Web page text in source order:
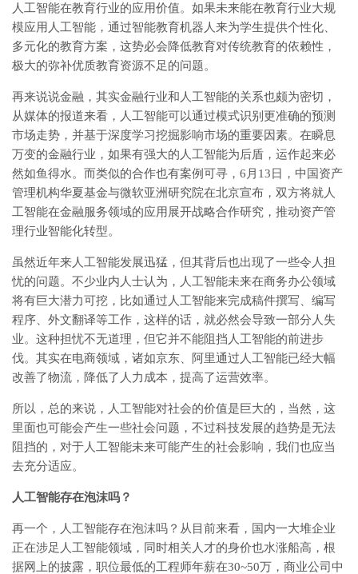
人工智能在教育行业的应用价值。如果未来能在教育行业大规
模应用人工智能，通过智能教育机器人来为学生提供个性化、
多元化的教育方案，这势必会降低教育对传统教育的依赖性，
极大的弥补优质教育资源不足的问题。
再来说说金融，其实金融行业和人工智能的关系也颇为密切，
从媒体的报道来看，人工智能可以通过模式识别更准确的预测
市场走势，并基于深度学习挖掘影响市场的重要因素。在瞬息
万变的金融行业，如果有强大的人工智能为后盾，运作起来必
然如鱼得水。而类似的合作也有案例可寻，6月13日，中国资产
管理机构华夏基金与微软亚洲研究院在北京宣布，双方将就人
工智能在金融服务领域的应用展开战略合作研究，推动资产管
理行业智能化转型。
虽然近年来人工智能发展迅猛，但其背后也出现了一些令人担
忧的问题。不少业内人士认为，人工智能未来在商务办公领域
将有巨大潜力可挖，比如通过人工智能来完成稿件撰写、编写
程序、外文翻译等工作，这样的话，就必然会导致一部分人失
业。这种担忧不无道理，但它并不能阻挡人工智能的前进步
伐。其实在电商领域，诸如京东、阿里通过人工智能已经大幅
改善了物流，降低了人力成本，提高了运营效率。
所以，总的来说，人工智能对社会的价值是巨大的，当然，这
里面也可能会产生一些社会问题，不过科技发展的趋势是无法
阻挡的，对于人工智能未来可能产生的社会影响，我们也应当
去充分适应。
人工智能存在泡沫吗？
再一个，人工智能存在泡沫吗？从目前来看，国内一大堆企业
正在涉足人工智能领域，同时相关人才的身价也水涨船高，根
据网上的披露，职位最低的工程师年薪在30~50万，商业公司中